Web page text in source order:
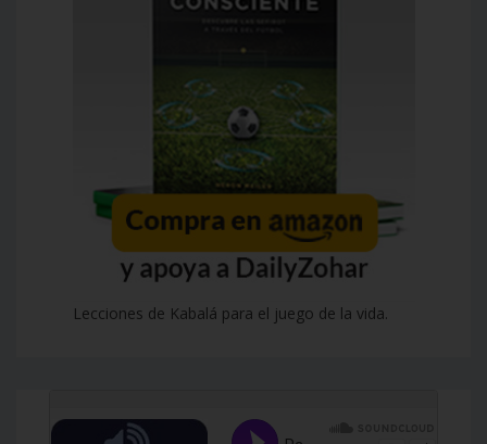
Lecciones de Kabalá para el juego de la vida.